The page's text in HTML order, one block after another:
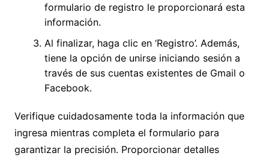
formulario de registro le proporcionará esta
información.
Al finalizar, haga clic en ‘Registro’. Además,
tiene la opción de unirse iniciando sesión a
través de sus cuentas existentes de Gmail o
Facebook.
Verifique cuidadosamente toda la información que
ingresa mientras completa el formulario para
garantizar la precisión. Proporcionar detalles